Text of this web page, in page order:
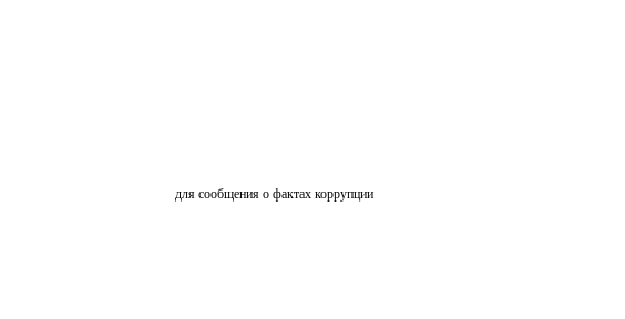
для сообщения о фактах коррупции